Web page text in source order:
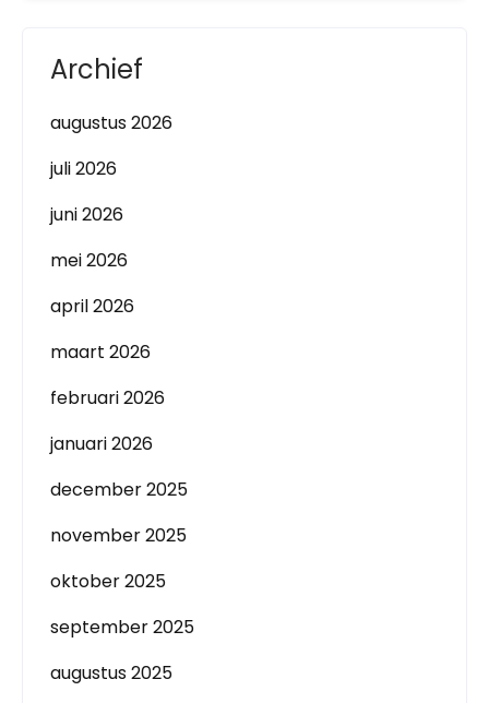
Archief
augustus 2026
juli 2026
juni 2026
mei 2026
april 2026
maart 2026
februari 2026
januari 2026
december 2025
november 2025
oktober 2025
september 2025
augustus 2025